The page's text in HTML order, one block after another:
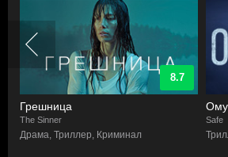
8.7
Грешница
The Sinner
Драма, Триллер, Криминал
Safe